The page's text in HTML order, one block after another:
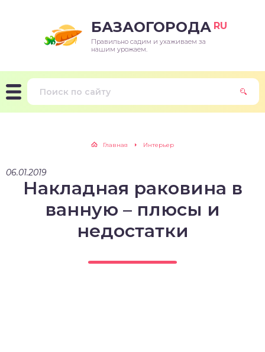
БАЗАОГОРОДА RU
Правильно садим и ухаживаем за
нашим урожаем.
Главная Интерьер
06.01.2019
Накладная раковина в
ванную – плюсы и
недостатки